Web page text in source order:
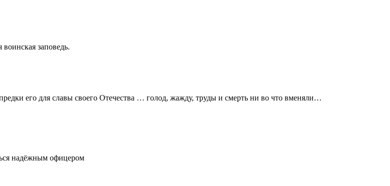
заповедь.
его для славы своего Отечества … голод, жажду, труды и смерть ни во что вменяли…
надёжным офицером